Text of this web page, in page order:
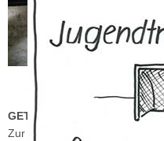
GETRIEBE UND
Zur Montage des Zifferblatts